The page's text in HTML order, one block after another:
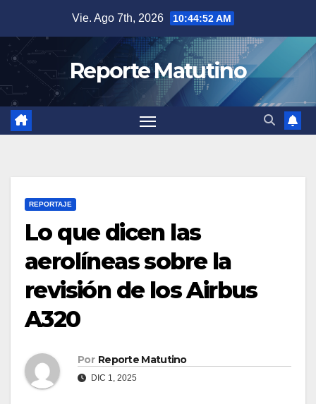
contenido
Vie. Ago 7th, 2026 10:44:53 AM
Reporte Matutino
REPORTAJE
Lo que dicen las
aerolíneas sobre la
revisión de los Airbus
A320
Por Reporte Matutino
DIC 1, 2025